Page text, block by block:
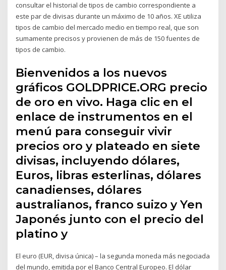
consultar el historial de tipos de cambio correspondiente a
este par de divisas durante un máximo de 10 años. XE utiliza
tipos de cambio del mercado medio en tiempo real, que son
sumamente precisos y provienen de más de 150 fuentes de
tipos de cambio.
Bienvenidos a los nuevos
gráficos GOLDPRICE.ORG precio
de oro en vivo. Haga clic en el
enlace de instrumentos en el
menú para conseguir vivir
precios oro y plateado en siete
divisas, incluyendo dólares,
Euros, libras esterlinas, dólares
canadienses, dólares
australianos, franco suizo y Yen
Japonés junto con el precio del
platino y
El euro (EUR, divisa única) – la segunda moneda más negociada
del mundo, emitida por el Banco Central Europeo. El dólar